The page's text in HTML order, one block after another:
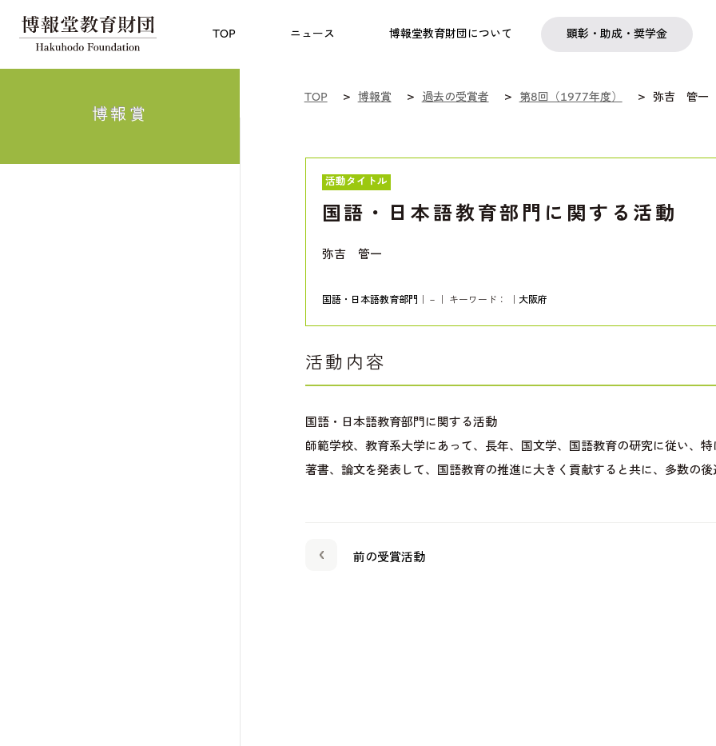
TOP ニュース 博報堂教育財団について 顕彰・助成・奨学金
についての研究助成 奨学金 フェローシップ
日本語交流
プログラム 社会啓発事業
博報賞
TOP 博報賞 過去の受賞者 第8回（1977年度） 弥吉 管一
活動タイトル
国語・日本語教育部門に関する活動
弥吉 管一
国語・日本語教育部門 ｜－｜ キーワード： 大阪府
活動内容
国語・日本語教育部門に関する活動
師範学校、教育系大学にあって、長年、国文学、国語教育の研究に従い、
著書、論文を発表して、国語教育の推進に大きく貢献すると共に、多数の
前の受賞活動